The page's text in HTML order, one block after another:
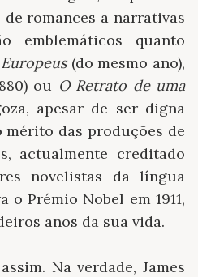
romances a narrativas
emblemáticos quanto
Europeus(do mesmo ano),
ou O Retrato de uma
apesar de ser digna
mérito das produções de
actualmente creditado
novelistas da língua
o Prémio Nobel em 1911,
anos da sua vida.
Na verdade, James